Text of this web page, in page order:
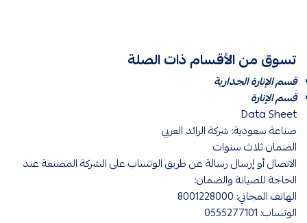
تسوق من الأقسام ذات الصلة
قسم الإنارة الجدارية
قسم الإنارة
Data Sheet
صناعة سعودية: شركة الرائد العربي
الضمان ثلاث سنوات
الاتصال أو إرسال رسالة عن طريق الوتساب على الشركة المصنعة عند
الحاجة للصيانة والضمان:
الهاتف المجاني: 8001228000
الوتساب: 0555277101